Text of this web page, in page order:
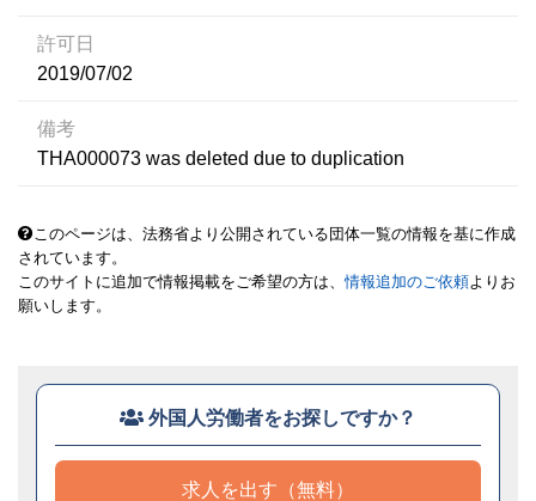
許可日
2019/07/02
備考
THA000073 was deleted due to duplication
このページは、法務省より公開されている団体一覧の情報を基に作成
されています。
このサイトに追加で情報掲載をご希望の方は、情報追加のご依頼よりお
願いします。
外国人労働者をお探しですか？
求人を出す（無料）